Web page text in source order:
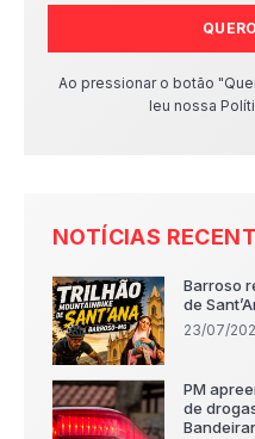
Ao pressionar o botão
leu nossa
NOTÍCIAS
Barroso
de
23/07/
PM
de